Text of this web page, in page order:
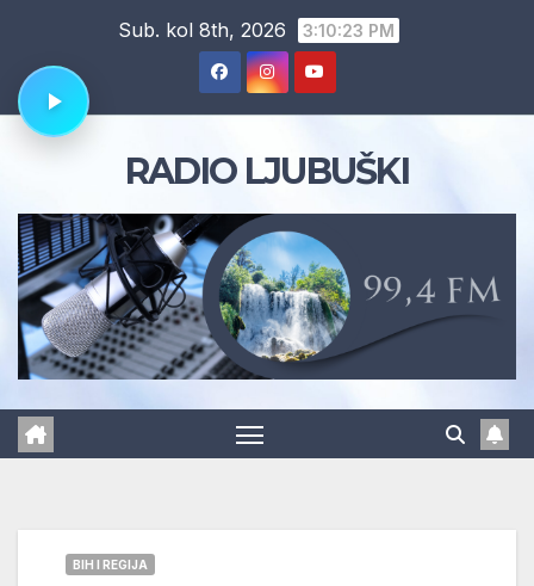
content
Sub. kol 8th, 2026 3:10:23 PM
RADIO LJUBUŠKI
BIH I REGIJA